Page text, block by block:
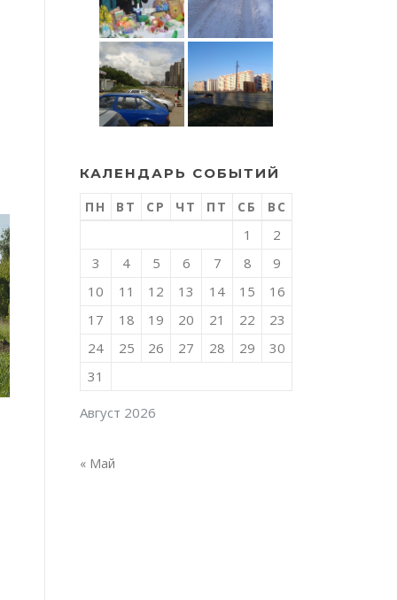
КАЛЕНДАРЬ СОБЫТИЙ
Август 2026
ПН ВТ СР ЧТ ПТ СБ ВС
1
2
3
4 5 6 7 8
9
10
11 12 13 14 15
16
17
18 19 20 21 22
23
24
25 26 27 28 29
30
31
« Май